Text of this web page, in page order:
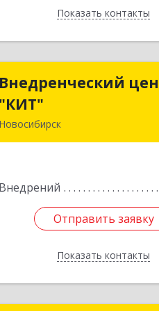
Показать контакты
Назад
Отправить заявку
Показать контакты
Внедренческий